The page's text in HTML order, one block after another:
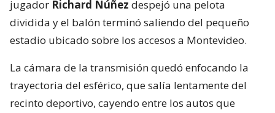
jugador Richard Núñez despejó una pelota
dividida y el balón terminó saliendo del pequeño
estadio ubicado sobre los accesos a Montevideo.
La cámara de la transmisión quedó enfocando la
trayectoria del esférico, que salía lentamente del
recinto deportivo, cayendo entre los autos que